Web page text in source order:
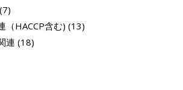
(7)
（HACCP含む) (13)
連 (18)